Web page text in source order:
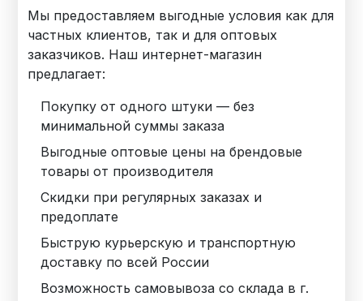
Мы предоставляем выгодные условия как для
частных клиентов, так и для оптовых
заказчиков. Наш интернет-магазин
предлагает:
Покупку от одного штуки — без
минимальной суммы заказа
Выгодные оптовые цены на брендовые
товары от производителя
Скидки при регулярных заказах и
предоплате
Быструю курьерскую и транспортную
доставку по всей России
Возможность самовывоза со склада в г.